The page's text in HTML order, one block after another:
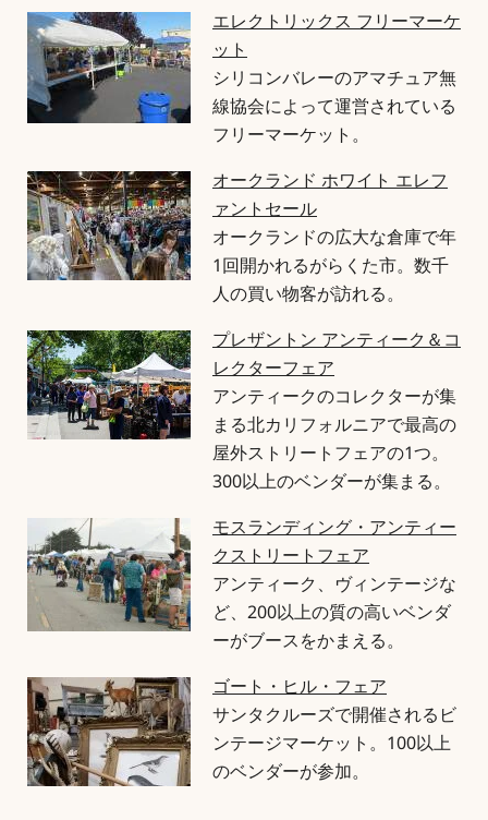
エレクトリックス フリーマーケ
ット
シリコンバレーのアマチュア無
線協会によって運営されている
フリーマーケット。
オークランド ホワイト エレフ
ァントセール
オークランドの広大な倉庫で年
1回開かれるがらくた市。数千
人の買い物客が訪れる。
プレザントン アンティーク＆コ
レクターフェア
アンティークのコレクターが集
まる北カリフォルニアで最高の
屋外ストリートフェアの1つ。
300以上のベンダーが集まる。
モスランディング・アンティー
クストリートフェア
アンティーク、ヴィンテージな
ど、200以上の質の高いベンダ
ーがブースをかまえる。
ゴート・ヒル・フェア
サンタクルーズで開催されるビ
ンテージマーケット。100以上
のベンダーが参加。